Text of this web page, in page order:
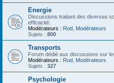
Energie
Discussions traitant des diverses
efficacité.
Modérateurs : Rod Modérateurs
Sujets : 800
Transports
Forum dédié aux discussions sur
Modérateurs : Rod Modérateurs
Sujets : 327
Psychologie